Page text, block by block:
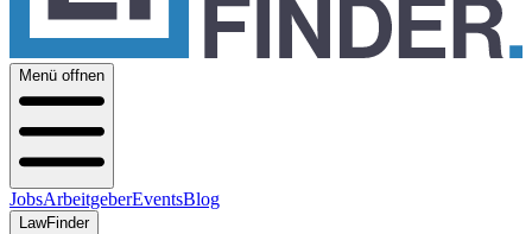
Menü offnen
JobsArbeitgeberEventsBlog
LawFinder